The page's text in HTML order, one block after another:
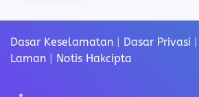
Dasar Keselamatan Dasar Privasi
Laman
Notis Hakcipta